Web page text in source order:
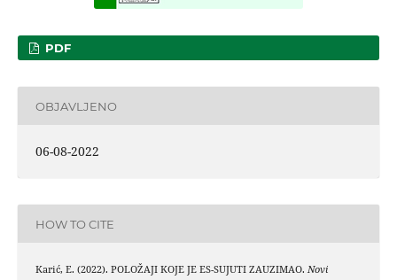
PDF
OBJAVLJENO
06-08-2022
HOW TO CITE
Karić, E. (2022). POLOŽAJI KOJE JE ES-SUJUTI ZAUZIMAO. Novi